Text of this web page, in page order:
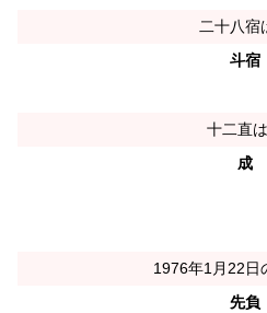
二十八宿
斗宿
十二直
成
1976年1月22日
先負